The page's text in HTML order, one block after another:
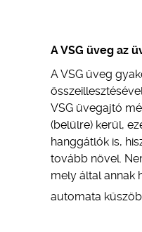
A VSG üveg az
A VSG üveg
VSG üvegajtó
(belülre) kerül,
hanggátlók is,
tovább növel.
mely által annak
automata